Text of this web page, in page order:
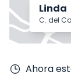
Linda
C. del
Ahora